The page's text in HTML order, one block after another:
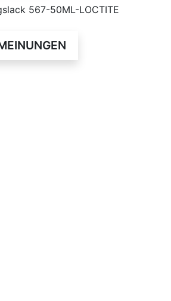
567-50ML-LOCTITE